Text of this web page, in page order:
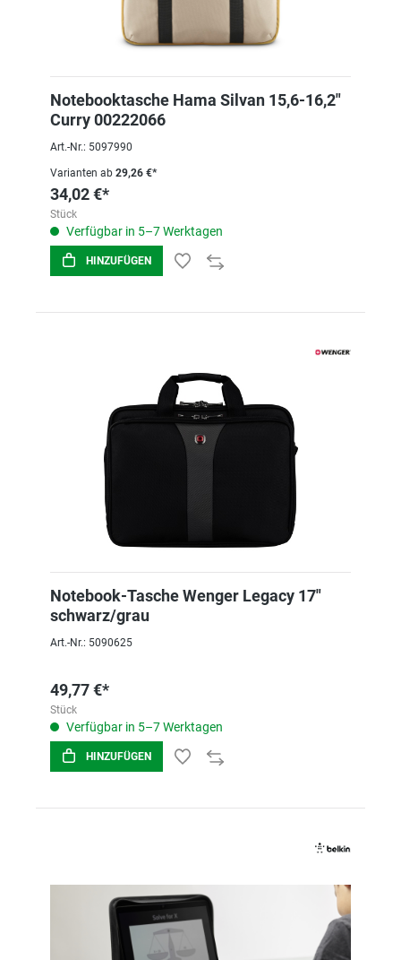
Notebooktasche Hama Silvan 15,6-16,2"
Curry 00222066
Art.-Nr.: 5097990
Varianten ab 29,26 €*
34,02 €*
Stück
Verfügbar in 5–7 Werktagen
HINZUFÜGEN
Notebook-Tasche Wenger Legacy 17"
schwarz/grau
Art.-Nr.: 5090625
49,77 €*
Stück
Verfügbar in 5–7 Werktagen
HINZUFÜGEN